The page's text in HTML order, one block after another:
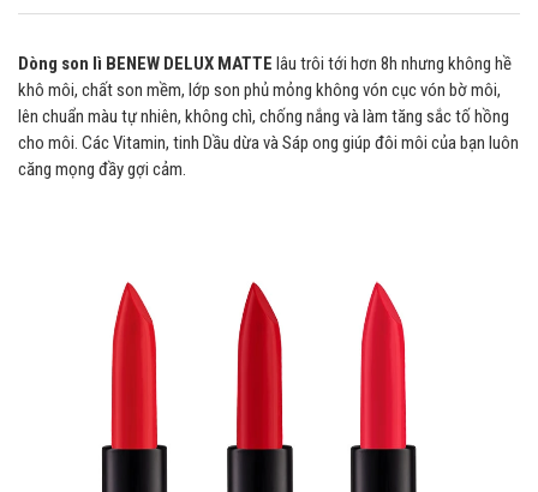
Dòng son lì BENEW DELUX MATTE lâu trôi tới hơn 8h nhưng không hề
khô môi, chất son mềm, lớp son phủ mỏng không vón cục vón bờ môi,
lên chuẩn màu tự nhiên, không chì, chống nắng và làm tăng sắc tố hồng
cho môi. Các Vitamin, tinh Dầu dừa và Sáp ong giúp đôi môi của bạn luôn
căng mọng đầy gợi cảm.